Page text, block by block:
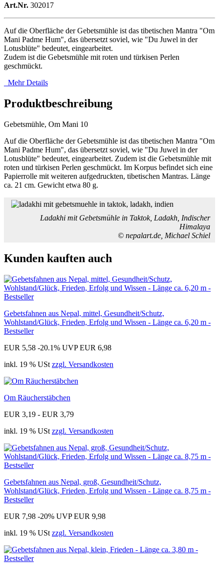
Art.Nr. 302017
Auf die Oberfläche der Gebetsmühle ist das tibetischen Mantra "Om
Mani Padme Hum", das übersetzt soviel, wie "Du Juwel in der
Lotusblüte" bedeutet, eingearbeitet.
Zudem ist die Gebetsmühle mit roten und türkisen Perlen
geschmückt.
Mehr Details
Produktbeschreibung
Gebetsmühle, Om Mani 10
Auf die Oberfläche der Gebetsmühle ist das tibetischen Mantra "Om
Mani Padme Hum", das übersetzt soviel, wie "Du Juwel in der
Lotusblüte" bedeutet, eingearbeitet. Zudem ist die Gebetsmühle mit
roten und türkisen Perlen geschmückt. Im Korpus befindet sich eine
Papierrolle mit weiteren aufgedruckten, tibetischen Mantras. Länge
ca. 21 cm. Gewicht etwa 80 g.
Ladakhi mit Gebetsmühle in Taktok, Ladakh, Indischer
Himalaya
© nepalart.de, Michael Schiel
Kunden kauften auch
Gebetsfahnen aus Nepal, mittel, Gesundheit/Schutz,
Wohlstand/Glück, Frieden, Erfolg und Wissen - Länge ca. 6,20 m -
Bestseller
EUR 5,58 -20.1% UVP EUR 6,98
inkl. 19 % USt zzgl. Versandkosten
Om Räucherstäbchen
EUR 3,19 - EUR 3,79
inkl. 19 % USt zzgl. Versandkosten
Gebetsfahnen aus Nepal, groß, Gesundheit/Schutz,
Wohlstand/Glück, Frieden, Erfolg und Wissen - Länge ca. 8,75 m -
Bestseller
EUR 7,98 -20% UVP EUR 9,98
inkl. 19 % USt zzgl. Versandkosten